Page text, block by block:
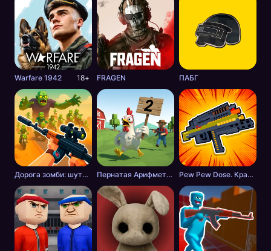
Warfare 1942 18+ FRAGEN ПАБГ
Дорога зомби: шутер с разрушениями Пернатая Арифметика Pew Pew Dose. Крафт оружия